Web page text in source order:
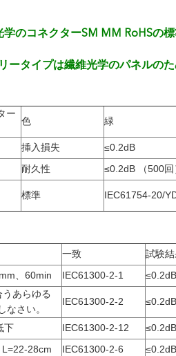
のコネクターSM MM RoHSの
ータイプは繊維光学のパネルの
ー
色 緑
挿入損失
≤0.2dB
耐久性
≤0.2dB （500回
標準 IEC61754-20/
一致
試験
、60min IEC61300-2-1 ≤0.2dB
あらゆる
なさい。
IEC61300-2-2 ≤0.2dB
下 IEC61300-2-12
≤0.2dB
28cm IEC61300-2-6
≤0.2dB